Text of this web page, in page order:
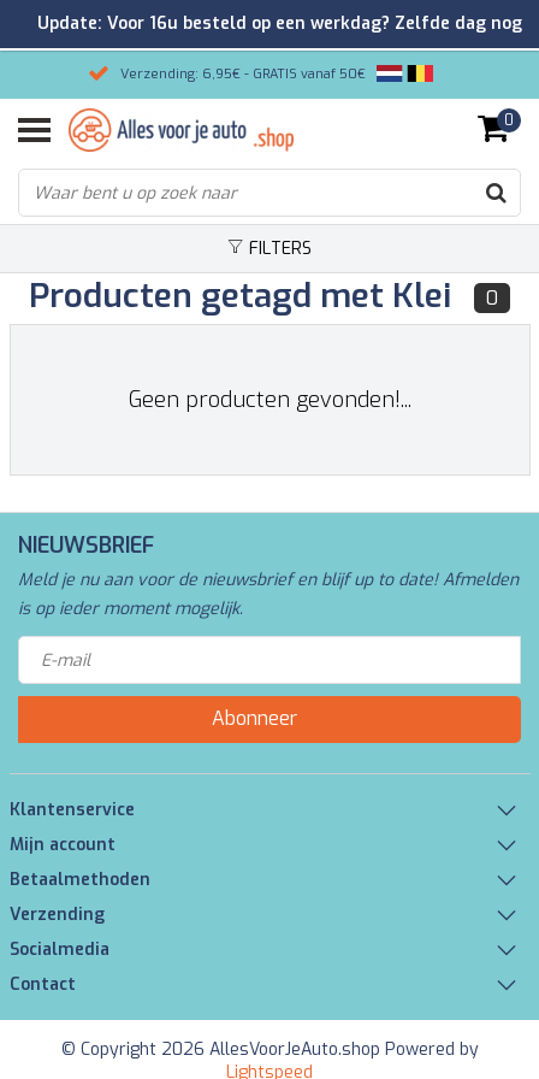
Verzending: 6,95€ - GRATIS vanaf 50€
Gemakkelijk bestellen/Veilig betalen
9.2/10 Klantenrating via Kiyoh!
0
FILTERS
Producten getagd met Klei 0
Geen producten gevonden!...
NIEUWSBRIEF
Meld je nu aan voor de nieuwsbrief en blijf up to date! Afmelden
is op ieder moment mogelijk.
Abonneer
Klantenservice
Mijn account
Betaalmethoden
Verzending
Socialmedia
Contact
© Copyright 2026 AllesVoorJeAuto.shop Powered by
Lightspeed
Update: Voor 16u besteld op een werkdag? Zelfde dag nog
verzonden!